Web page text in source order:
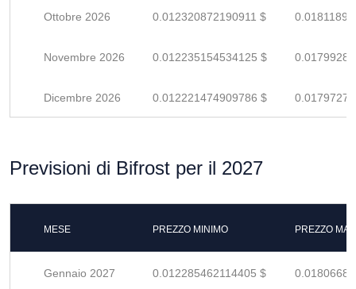
Ottobre 2026 0.012320872190911 $
Novembre 2026 0.012235154534125 $
Dicembre 2026 0.012221474909786 $
Previsioni di Bifrost per il 2027
MESE PREZZO MINIMO PREZZO
Gennaio 2027 0.012285462114405 $